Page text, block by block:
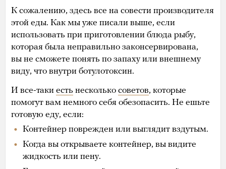
К сожалению, здесь все на совести производителя
этой еды. Как мы уже писали выше, если
использовать при приготовлении блюда рыбу,
которая была неправильно законсервирована,
вы не сможете понять по запаху или внешнему
виду, что внутри ботулотоксин.
И все-таки есть несколько советов, которые
помогут вам немного себя обезопасить. Не ешьте
готовую еду, если:
Контейнер поврежден или выглядит вздутым.
Когда вы открываете контейнер, вы видите
жидкость или пену.